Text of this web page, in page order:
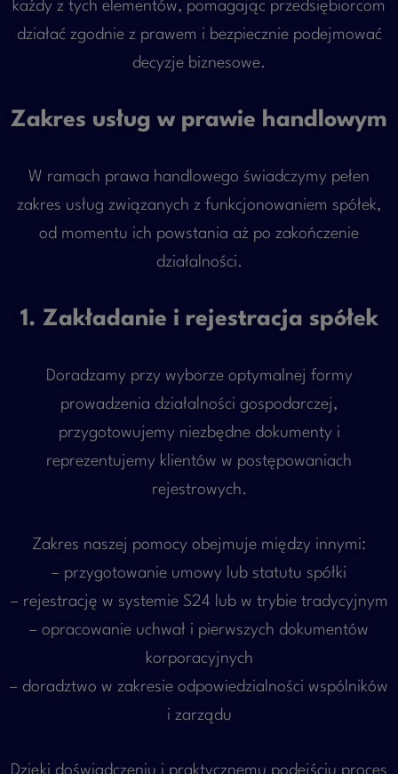
każdy z tych elementów, pomagając przedsiębiorcom
działać zgodnie z prawem i bezpiecznie podejmować
decyzje biznesowe.
Zakres usług w prawie handlowym
W ramach prawa handlowego świadczymy pełen
zakres usług związanych z funkcjonowaniem spółek,
od momentu ich powstania aż po zakończenie
działalności.
1. Zakładanie i rejestracja spółek
Doradzamy przy wyborze optymalnej formy
prowadzenia działalności gospodarczej,
przygotowujemy niezbędne dokumenty i
reprezentujemy klientów w postępowaniach
rejestrowych.
Zakres naszej pomocy obejmuje między innymi:
– przygotowanie umowy lub statutu spółki
– rejestrację w systemie S24 lub w trybie tradycyjnym
– opracowanie uchwał i pierwszych dokumentów
korporacyjnych
– doradztwo w zakresie odpowiedzialności wspólników
i zarządu
Dzięki doświadczeniu i praktycznemu podejściu proces